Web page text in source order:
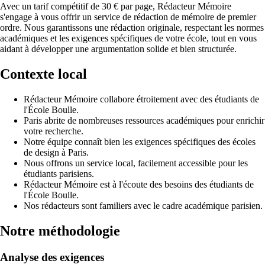
Avec un tarif compétitif de 30 € par page, Rédacteur Mémoire
s'engage à vous offrir un service de rédaction de mémoire de premier
ordre. Nous garantissons une rédaction originale, respectant les normes
académiques et les exigences spécifiques de votre école, tout en vous
aidant à développer une argumentation solide et bien structurée.
Contexte local
Rédacteur Mémoire collabore étroitement avec des étudiants de
l'École Boulle.
Paris abrite de nombreuses ressources académiques pour enrichir
votre recherche.
Notre équipe connaît bien les exigences spécifiques des écoles
de design à Paris.
Nous offrons un service local, facilement accessible pour les
étudiants parisiens.
Rédacteur Mémoire est à l'écoute des besoins des étudiants de
l'École Boulle.
Nos rédacteurs sont familiers avec le cadre académique parisien.
Notre méthodologie
Analyse des exigences